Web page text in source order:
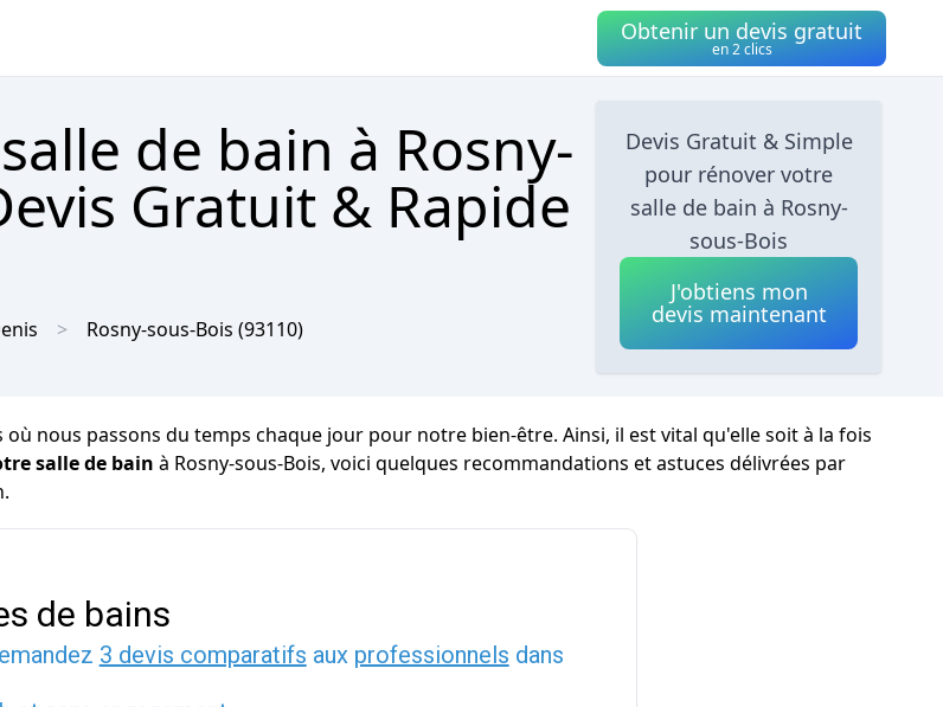
Obtenir un devis gratuit
en 2 clics
de bain à Rosny-
Gratuit & Rapide
Rosny-sous-Bois (93110)
Devis Gratuit & Simple
pour rénover votre
salle de bain à Rosny-
sous-Bois
J'obtiens mon
devis maintenant
nous passons du temps chaque jour pour notre bien-être. Ainsi, il est vital qu'elle soit à la fois
salle de bain à Rosny-sous-Bois, voici quelques recommandations et astuces délivrées par
de bains
3 devis comparatifs aux professionnels dans